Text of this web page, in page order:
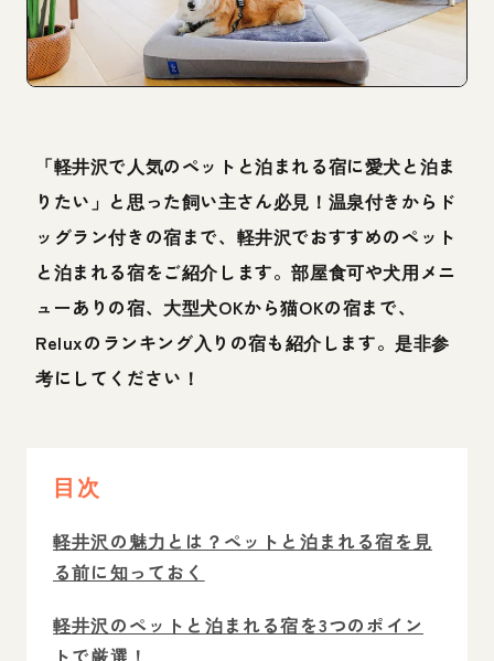
「軽井沢で人気のペットと泊まれる宿に愛犬と泊ま
りたい」と思った飼い主さん必見！温泉付きからド
ッグラン付きの宿まで、軽井沢でおすすめのペット
と泊まれる宿をご紹介します。部屋食可や犬用メニ
ューありの宿、大型犬OKから猫OKの宿まで、
Reluxのランキング入りの宿も紹介します。是非参
考にしてください！
目次
軽井沢の魅力とは？ペットと泊まれる宿を見
る前に知っておく
軽井沢のペットと泊まれる宿を3つのポイン
トで厳選！